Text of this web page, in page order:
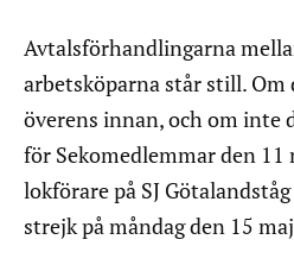
Avtalsförhandlingarna
arbetsköparna står still.
överens innan, och om inte
för Sekomedlemmar den
lokförare på SJ
strejk på måndag den 15